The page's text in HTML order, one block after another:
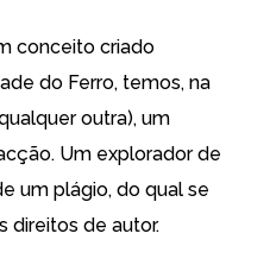
conceito criado
do Ferro, temos, na
outra), um
Um explorador de
um plágio, do qual se
direitos de autor.